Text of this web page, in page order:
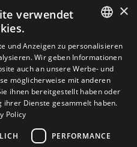
ENGLISH
ROMANIAN
×
verwendet
und Anzeigen zu personalisieren
Wir geben Informationen
auch an unsere Werbe- und
möglicherweise mit anderen
ihnen bereitgestellt haben oder
ihrer Dienste gesammelt haben.
Policy
PERFORMANCE